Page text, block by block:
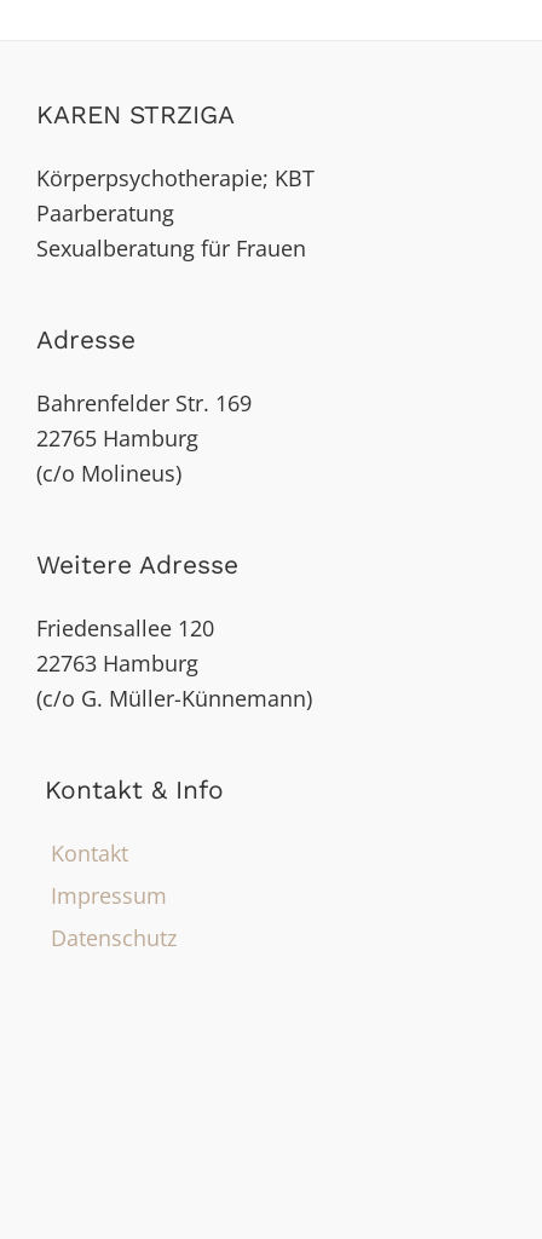
KAREN STRZIGA
Körperpsychotherapie; KBT
Paarberatung
Sexualberatung für Frauen
Adresse
Bahrenfelder Str. 169
22765 Hamburg
(c/o Molineus)
Weitere Adresse
Friedensallee 120
22763 Hamburg
(c/o G. Müller-Künnemann)
Kontakt & Info
Kontakt
Impressum
Datenschutz